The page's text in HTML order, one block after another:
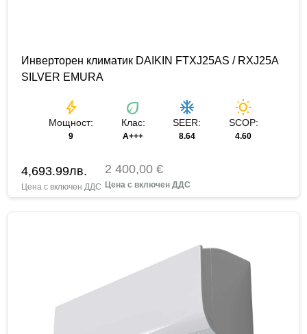
Инверторен климатик DAIKIN FTXJ25AS / RXJ25A
SILVER EMURA
bolt
Мощност:
9
eco
Клас:
A+++
ac_unit
SEER:
8.64
wb_sunny
SCOP:
4.60
4,693.99лв. 2 400,00 €